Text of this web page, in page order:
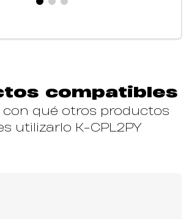
compatibles
con qué otros productos
utilizarlo K-CPL2PY